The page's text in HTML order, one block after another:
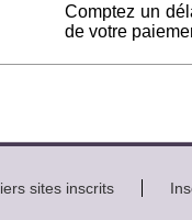
Comptez un
de votre
sites inscrits